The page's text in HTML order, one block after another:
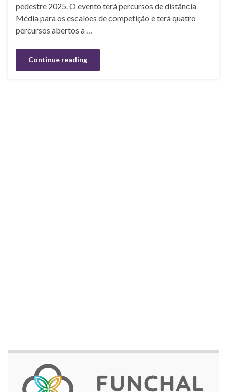
pedestre 2025. O evento terá percursos de distância
Média para os escalões de competição e terá quatro
percursos abertos a …
Continue reading